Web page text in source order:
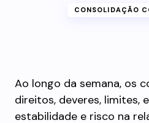
CONSOLIDAÇÃO
Ao longo da semana, os
direitos, deveres, limites,
estabilidade e risco na